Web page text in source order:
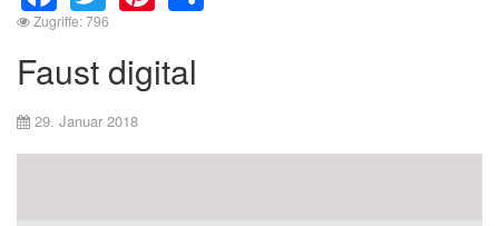
Zugriffe: 796
Faust digital
29. Januar 2018